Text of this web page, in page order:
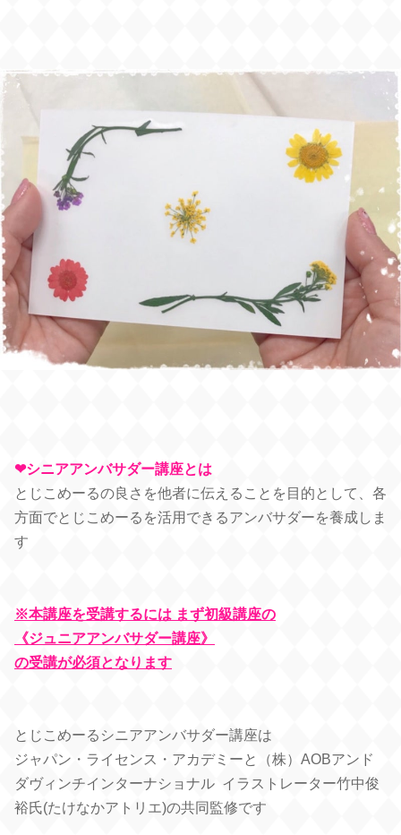
❤︎シニアアンバサダー講座とは
とじこめーるの良さを他者に伝えることを目的として、各
方面でとじこめーるを活用できるアンバサダーを養成しま
す
※本講座を受講するには まず初級講座の
《ジュニアアンバサダー講座》
の受講が必須となります
とじこめーるシニアアンバサダー講座は
ジャパン・ライセンス・アカデミーと（株）AOBアンド
ダヴィンチインターナショナル イラストレーター竹中俊
裕氏(たけなかアトリエ)の共同監修です